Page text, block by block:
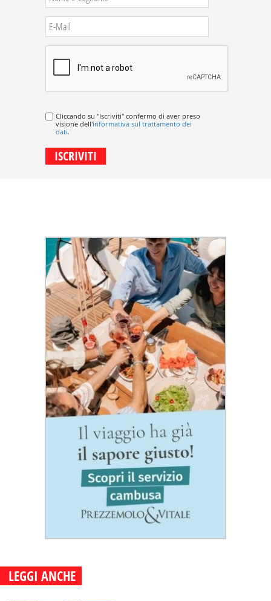
Cliccando su "Iscriviti" confermo di aver preso
visione dell'informativa sul trattamento dei
dati.
LEGGI ANCHE